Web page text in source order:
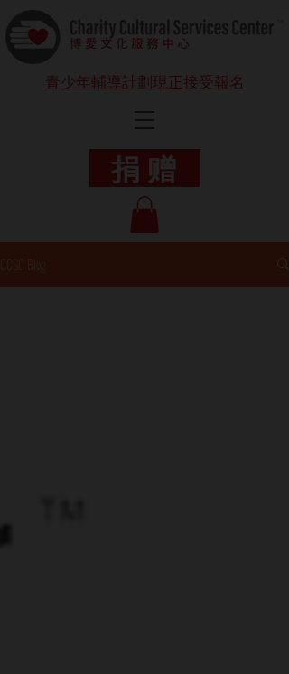
捐 赠
青少年輔導計劃現正接受報名
CCSC Blog